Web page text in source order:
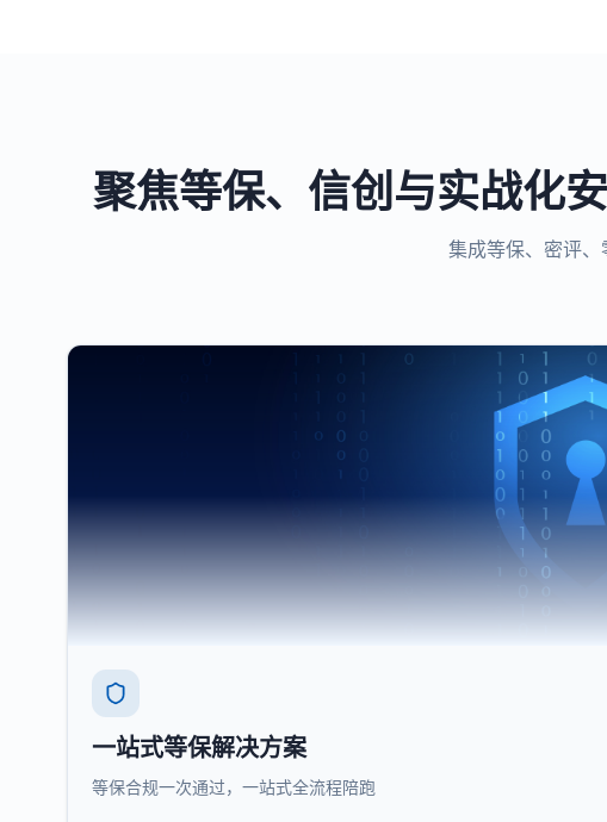
聚焦等保、信创与实战化
集成等保、密评
一站式等保解决方案
等保合规一次通过，一站式全流程陪跑